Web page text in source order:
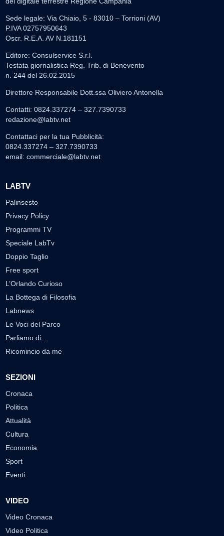
Sede legale: Via Chiaio, 5 - 83010 – Torrioni (AV)
P.IVA 02757950643
Oscr. R.E.A. AV N.181151
Editore: Consulservice S.r.l.
Testata giornalistica Reg. Trib. di Benevento
n. 244 del 26.02.2015
Direttore Responsabile Dott.ssa Oliviero Antonella
Contatti: 0824.337274 – 327.7390733
redazione@labtv.net
Contattaci per la tua Pubblicità:
0824.337274 – 327.7390733
email: commerciale@labtv.net
LABTV
Palinsesto
Privacy Policy
Programmi TV
Speciale LabTv
Doppio Taglio
Free sport
L’Orlando Curioso
La Bottega di Filosofia
Labnews
Le Voci del Parco
Parliamo di…
Ricomincio da me
SEZIONI
Cronaca
Politica
Attualità
Cultura
Economia
Sport
Eventi
VIDEO
Video Cronaca
Video Politica